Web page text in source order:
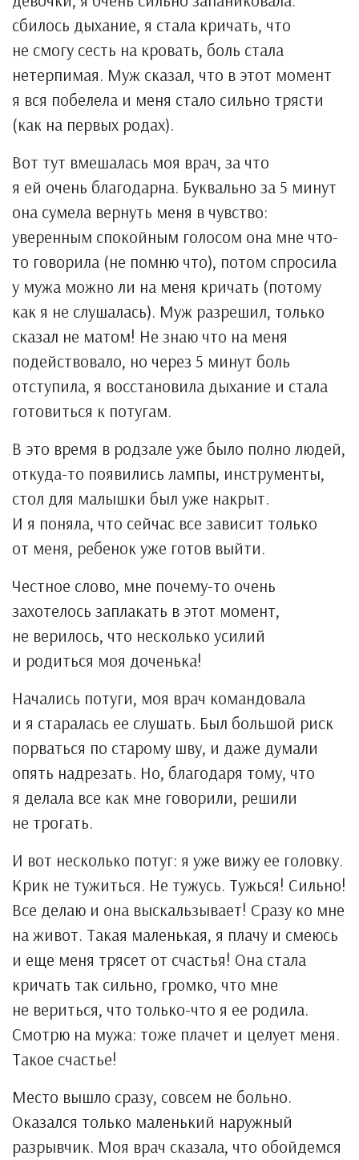
сбилось дыхание, я стала кричать, что
не смогу сесть на кровать, боль стала
нетерпимая. Муж сказал, что в этот момент
я вся побелела и меня стало сильно трясти
(как на первых родах).
Вот тут вмешалась моя врач, за что
я ей очень благодарна. Буквально за 5 минут
она сумела вернуть меня в чувство:
уверенным спокойным голосом она мне что-
то говорила (не помню что), потом спросила
у мужа можно ли на меня кричать (потому
как я не слушалась). Муж разрешил, только
сказал не матом! Не знаю что на меня
подействовало, но через 5 минут боль
отступила, я восстановила дыхание и стала
готовиться к потугам.
В это время в родзале уже было полно людей,
откуда-то появились лампы, инструменты,
стол для малышки был уже накрыт.
И я поняла, что сейчас все зависит только
от меня, ребенок уже готов выйти.
Честное слово, мне почему-то очень
захотелось заплакать в этот момент,
не верилось, что несколько усилий
и родиться моя доченька!
Начались потуги, моя врач командовала
и я старалась ее слушать. Был большой риск
порваться по старому шву, и даже думали
опять надрезать. Но, благодаря тому, что
я делала все как мне говорили, решили
не трогать.
И вот несколько потуг: я уже вижу ее головку.
Крик не тужиться. Не тужусь. Тужься! Сильно!
Все делаю и она выскальзывает! Сразу ко мне
на живот. Такая маленькая, я плачу и смеюсь
и еще меня трясет от счастья! Она стала
кричать так сильно, громко, что мне
не вериться, что только-что я ее родила.
Смотрю на мужа: тоже плачет и целует меня.
Такое счастье!
Место вышло сразу, совсем не больно.
Оказался только маленький наружный
разрывчик. Моя врач сказала, что обойдемся